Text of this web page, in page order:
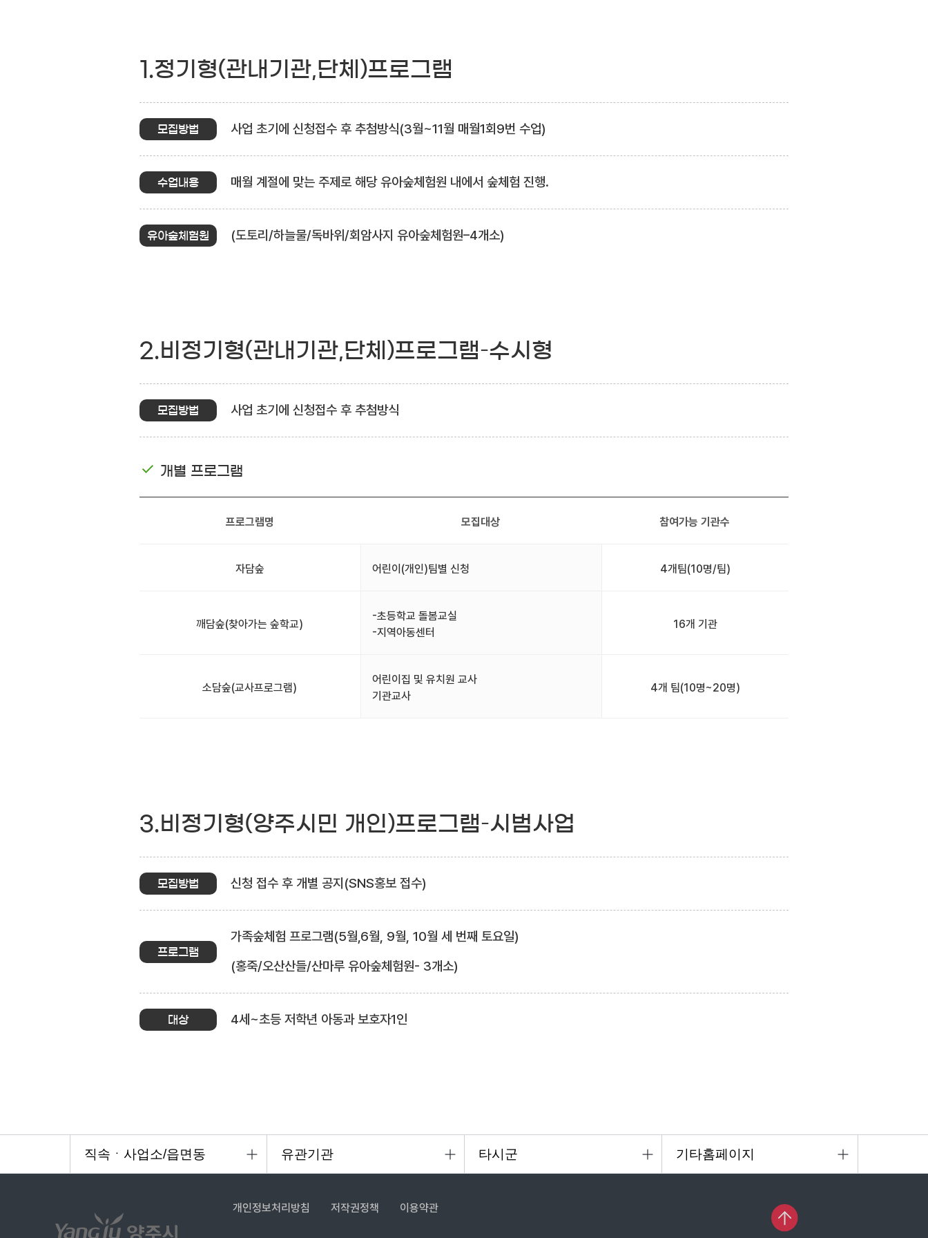
1.정기형(관내기관,단체)프로그램
모집방법 사업 초기에 신청접수 후 추첨방식(3월~11월 매월1회9번 수업)
수업내용 매월 계절에 맞는 주제로 해당 유아숲체험원 내에서 숲체험 진행.
유아숲체험원 (도토리/하늘물/독바위/회암사지 유아숲체험원–4개소)
2.비정기형(관내기관,단체)프로그램–수시형
모집방법 사업 초기에 신청접수 후 추첨방식
개별 프로그램
프로그램명 모집대상 참여가능 기관수
자담숲 어린이(개인)팀별 신청 4개팀(10명/팀)
깨담숲(찾아가는 숲학교)
-초등학교 돌봄교실
-지역아동센터
16개 기관
소담숲(교사프로그램)
어린이집 및 유치원 교사
기관교사
4개 팀(10명~20명)
3.비정기형(양주시민 개인)프로그램–시범사업
모집방법 신청 접수 후 개별 공지(SNS홍보 접수)
프로그램
가족숲체험 프로그램(5월,6월, 9월, 10월 세 번째 토요일)
(홍죽/오산산들/산마루 유아숲체험원- 3개소)
대상 4세~초등 저학년 아동과 보호자1인
개인정보처리방침 저작권정책 이용약관